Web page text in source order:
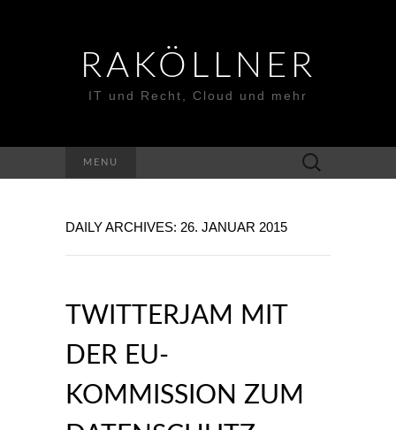
RAKÖLLNER
IT und Recht, Cloud und mehr
MENU
Suchen
nach:
DAILY ARCHIVES: 26. JANUAR 2015
TWITTERJAM MIT
DER EU-
KOMMISSION ZUM